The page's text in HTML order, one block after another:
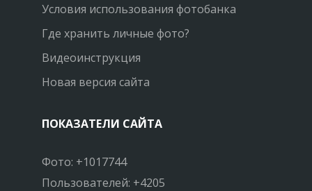
Условия использования фотобанка
Где хранить личные фото?
Видеоинструкция
Новая версия сайта
ПОКАЗАТЕЛИ САЙТА
Фото: +1017744
Пользователей: +4205